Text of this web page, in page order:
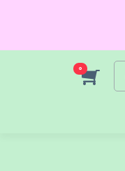
0